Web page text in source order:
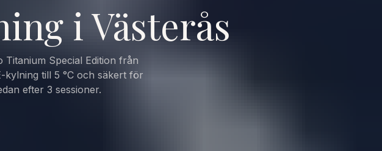
i Västerås
Special Edition från
kylning till 5 °C och säkert för
efter 3 sessioner.